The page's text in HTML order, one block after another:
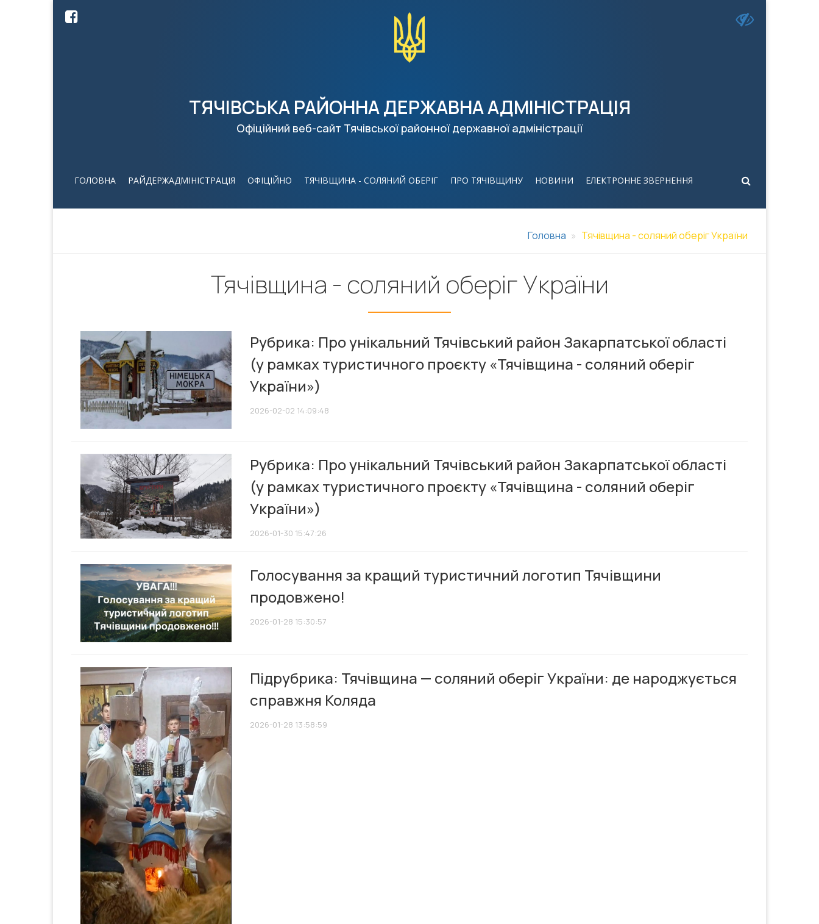
ТЯЧІВСЬКА РАЙОННА ДЕРЖАВНА АДМІНІСТРАЦІЯ
Офіційний веб-сайт Тячівської районної державної адміністрації
ГОЛОВНА РАЙДЕРЖАДМІНІСТРАЦІЯ ОФІЦІЙНО ТЯЧІВЩИНА - СОЛЯНИЙ ОБЕРІГ ПРО ТЯЧІВЩИНУ НОВИНИ ЕЛЕКТРОННЕ ЗВЕРНЕННЯ
Головна Тячівщина - соляний оберіг України
Тячівщина - соляний оберіг України
Рубрика: Про унікальний Тячівський район Закарпатської області
(у рамках туристичного проєкту «Тячівщина - соляний оберіг
України»)
2026-02-02 14:09:48
Рубрика: Про унікальний Тячівський район Закарпатської області
(у рамках туристичного проєкту «Тячівщина - соляний оберіг
України»)
2026-01-30 15:47:26
Голосування за кращий туристичний логотип Тячівщини
продовжено!
2026-01-28 15:30:57
Підрубрика: Тячівщина — соляний оберіг України: де народжується
справжня Коляда
2026-01-28 13:58:59